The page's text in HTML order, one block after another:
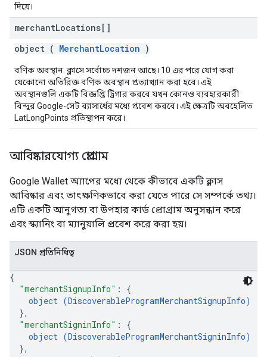
দিয়ে।
merchantLocations[]
object ( MerchantLocation )
বণিক অবস্থান. ক্লাসে সর্বোচ্চ দশজন আছে। 10 এর পরে যোগ করা
যেকোনো অতিরিক্ত বণিক অবস্থান প্রত্যাখ্যান করা হবে। এই
অবস্থানগুলি একটি বিজ্ঞপ্তি ট্রিগার করবে যখন কোনও ব্যবহারকারী
বিন্দুর Google-সেট ব্যাসার্ধের মধ্যে প্রবেশ করবে। এই ক্ষেত্রটি অবহেলিত
LatLongPoints প্রতিস্থাপন করে।
আবিষ্কারযোগ্য প্রোগ্রাম
Google Wallet অ্যাপের মধ্যে থেকে কীভাবে একটি ক্লাস
আবিষ্কার এবং তাৎক্ষণিকভাবে করা যেতে পারে সে সম্পর্কে তথ্য।
এটি একটি আনুগত্য বা উপহার কার্ড প্রোগ্রাম অনুসন্ধান করে
এবং স্ক্যানিং বা ম্যানুয়ালি প্রবেশ করে করা হয়।
JSON প্রতিনিধিত্ব
{
"merchantSignupInfo" : {
object (DiscoverableProgramMerchantSignupInfo)
},
"merchantSigninInfo" : {
object (DiscoverableProgramMerchantSigninInfo)
},